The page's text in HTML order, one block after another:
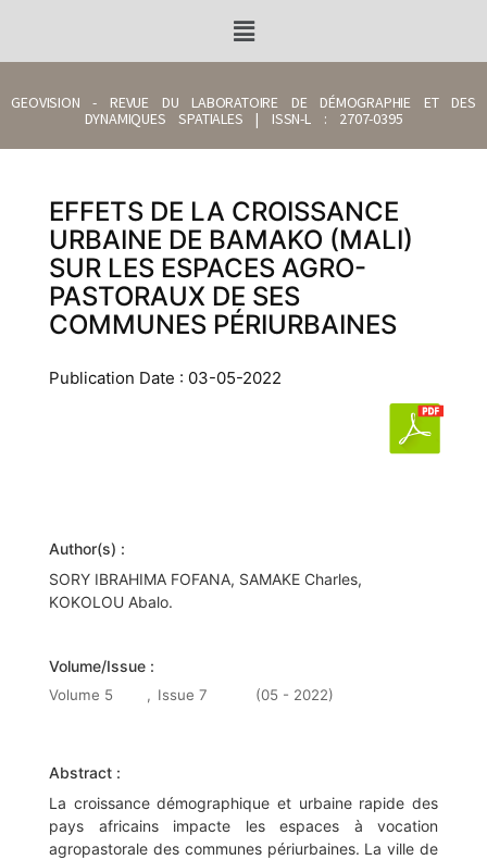
GEOVISION - REVUE DU LABORATOIRE DE DÉMOGRAPHIE ET DES
DYNAMIQUES SPATIALES | ISSN-L : 2707-0395
EFFETS DE LA CROISSANCE
URBAINE DE BAMAKO (MALI)
SUR LES ESPACES AGRO-
PASTORAUX DE SES
COMMUNES PÉRIURBAINES
Publication Date : 03-05-2022
Author(s) :
SORY IBRAHIMA FOFANA, SAMAKE Charles,
KOKOLOU Abalo.
Volume/Issue :
Volume 5 , Issue 7 (05 - 2022)
Abstract :
La croissance démographique et urbaine rapide des
pays africains impacte les espaces à vocation
agropastorale des communes périurbaines. La ville de